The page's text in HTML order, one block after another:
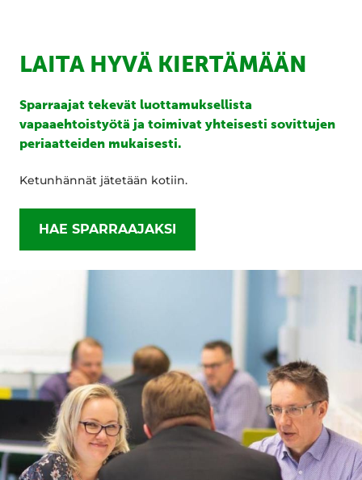
LAITA HYVÄ KIERTÄMÄÄN
Sparraajat tekevät luottamuksellista
vapaaehtoistyötä ja toimivat yhteisesti sovittujen
periaatteiden mukaisesti.
Ketunhännät jätetään kotiin.
HAE SPARRAAJAKSI